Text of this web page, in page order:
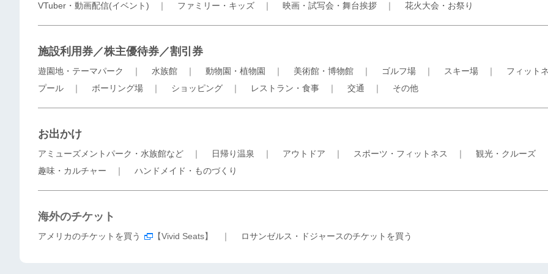
VTuber・動画配信(イベント) ｜ ファミリー・キッズ ｜ 映画・試写会・舞台挨拶 ｜ 花火大会・お祭り
施設利用券／株主優待券／割引券
遊園地・テーマパーク ｜ 水族館 ｜ 動物園・植物園 ｜ 美術館・博物館 ｜ ゴルフ場 ｜ スキー場 ｜ フィット
プール ｜ ボーリング場 ｜ ショッピング ｜ レストラン・食事 ｜ 交通 ｜ その他
お出かけ
アミューズメントパーク・水族館など ｜ 日帰り温泉 ｜ アウトドア ｜ スポーツ・フィットネス ｜ 観光・クルーズ
趣味・カルチャー ｜ ハンドメイド・ものづくり
海外のチケット
アメリカのチケットを買う 【Vivid Seats】 ｜ ロサンゼルス・ドジャースのチケットを買う